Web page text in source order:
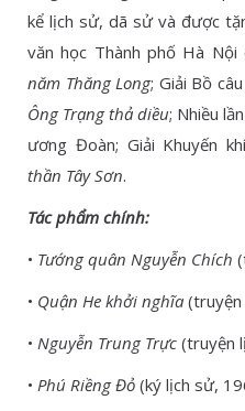
kể lịch sử, dã sử và được
văn học Thành phố Hà
năm Thăng Long; Giải Bồ
Ông Trạng thả diều; Nhiều
ương Đoàn; Giải Khuyến
thần Tây Sơn.
Tác phẩm chính:
• Tướng quân Nguyễn Chích
• Quận He khởi nghĩa
• Nguyễn Trung Trực (truyện
• Phú Riềng Đỏ (ký lịch sử,